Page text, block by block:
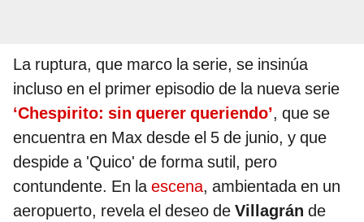
La ruptura, que marco la serie, se insinúa
incluso en el primer episodio de la nueva serie
‘Chespirito: sin querer queriendo’, que se
encuentra en Max desde el 5 de junio, y que
despide a 'Quico' de forma sutil, pero
contundente. En laescena, ambientada en un
aeropuerto, revela el deseo de Villagrán de